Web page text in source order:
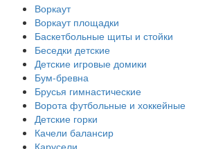
Воркаут
Воркаут площадки
Баскетбольные щиты и стойки
Беседки детские
Детские игровые домики
Бум-бревна
Брусья гимнастические
Ворота футбольные и хоккейные
Детские горки
Качели балансир
Карусели